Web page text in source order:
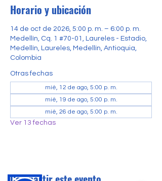
Horario y ubicación
14 de oct de 2026, 5:00 p. m. – 6:00 p. m.
Medellín, Cq. 1 #70-01, Laureles - Estadio,
Medellín, Laureles, Medellín, Antioquia,
Colombia
Otras fechas
mié, 12 de ago, 5:00 p. m.
mié, 19 de ago, 5:00 p. m.
mié, 26 de ago, 5:00 p. m.
Ver 13 fechas